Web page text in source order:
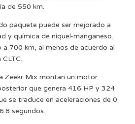
de 550 km.
paquete puede ser mejorado a
y química de níquel-manganeso,
a 700 km, al menos de acuerdo al
Zeekr Mix montan un motor
que genera 416 HP y 324
se traduce en aceleraciones de 0
segundos.